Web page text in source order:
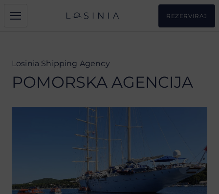
REZERVIRAJ
Losinia Shipping Agency
POMORSKA AGENCIJA